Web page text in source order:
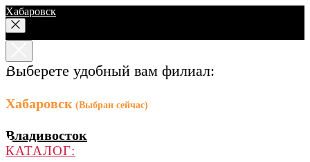
Хабаровск
Выберете удобный вам филиал:
Хабаровск (Выбран сейчас)
Владивосток
КАТАЛОГ: